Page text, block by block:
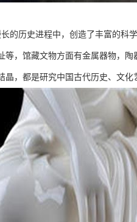
的历史进程中，创造了丰富的科
，馆藏文物方面有金属器物，
，都是研究中国古代历史、文化